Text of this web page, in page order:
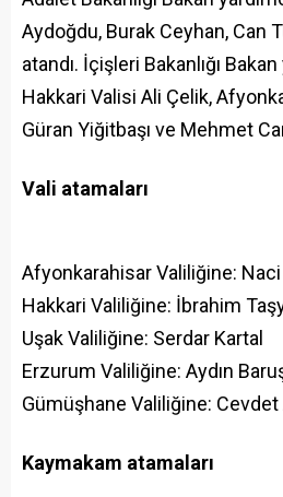
Aydoğdu, Burak Ceyhan, Can
atandı. İçişleri Bakanlığı Bakan
Hakkari Valisi Ali Çelik,
Güran Yiğitbaşı ve Mehmet
Vali atamaları
Afyonkarahisar Valiliğine:
Hakkari Valiliğine: İbrahim
Uşak Valiliğine: Serdar Kartal
Erzurum Valiliğine: Aydın
Gümüşhane Valiliğine: Cevdet
Kaymakam atamaları